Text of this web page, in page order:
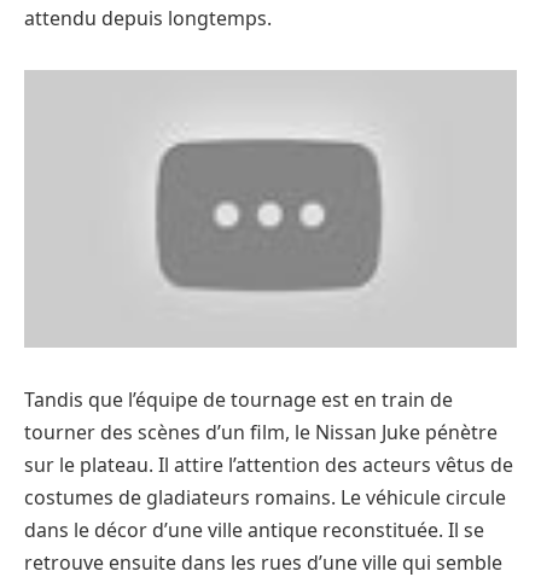
attendu depuis longtemps.
Tandis que l’équipe de tournage est en train de
tourner des scènes d’un film, le Nissan Juke pénètre
sur le plateau. Il attire l’attention des acteurs vêtus de
costumes de gladiateurs romains. Le véhicule circule
dans le décor d’une ville antique reconstituée. Il se
retrouve ensuite dans les rues d’une ville qui semble